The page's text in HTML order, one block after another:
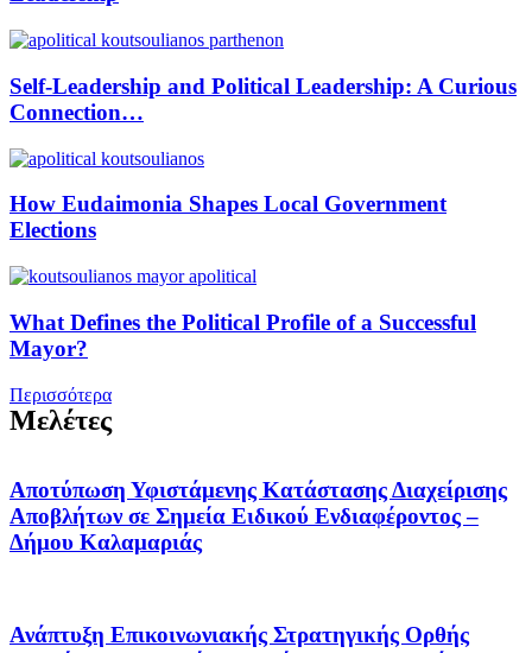
Self-Leadership and Political Leadership: A Curious
Connection…
How Eudaimonia Shapes Local Government
Elections
What Defines the Political Profile of a Successful
Mayor?
Περισσότερα
Μελέτες
Αποτύπωση Υφιστάμενης Κατάστασης Διαχείρισης
Αποβλήτων σε Σημεία Ειδικού Ενδιαφέροντος –
Δήμου Καλαμαριάς
Ανάπτυξη Επικοινωνιακής Στρατηγικής Ορθής